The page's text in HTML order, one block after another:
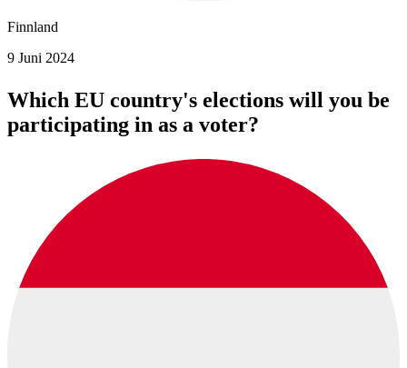
Finnland
9 Juni 2024
Which EU country's elections will you be
participating in as a voter?